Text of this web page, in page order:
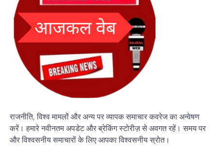
राजनीति, विश्व मामलों और अन्य पर व्यापक समाचार कवरेज का अन्वेषण
करें। हमारे नवीनतम अपडेट और ब्रेकिंग स्टोरीज़ से अवगत रहें। समय पर
और विश्वसनीय समाचारों के लिए आपका विश्वसनीय स्रोत।